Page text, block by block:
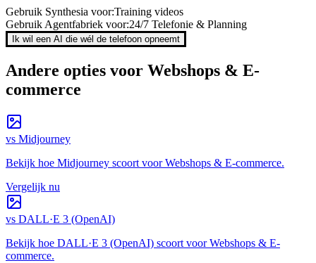
Gebruik Synthesia voor:Training videos
Gebruik Agentfabriek voor:24/7 Telefonie & Planning
Ik wil een AI die wél de telefoon opneemt
Andere opties voor Webshops & E-
commerce
vs Midjourney
Bekijk hoe Midjourney scoort voorWebshops & E-commerce.
Vergelijk nu
vs DALL·E 3 (OpenAI)
Bekijk hoe DALL·E 3 (OpenAI) scoort voorWebshops & E-
commerce.